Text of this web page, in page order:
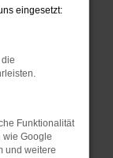
einem
eingesetzt:
Funktionalität
wie Google
und weitere